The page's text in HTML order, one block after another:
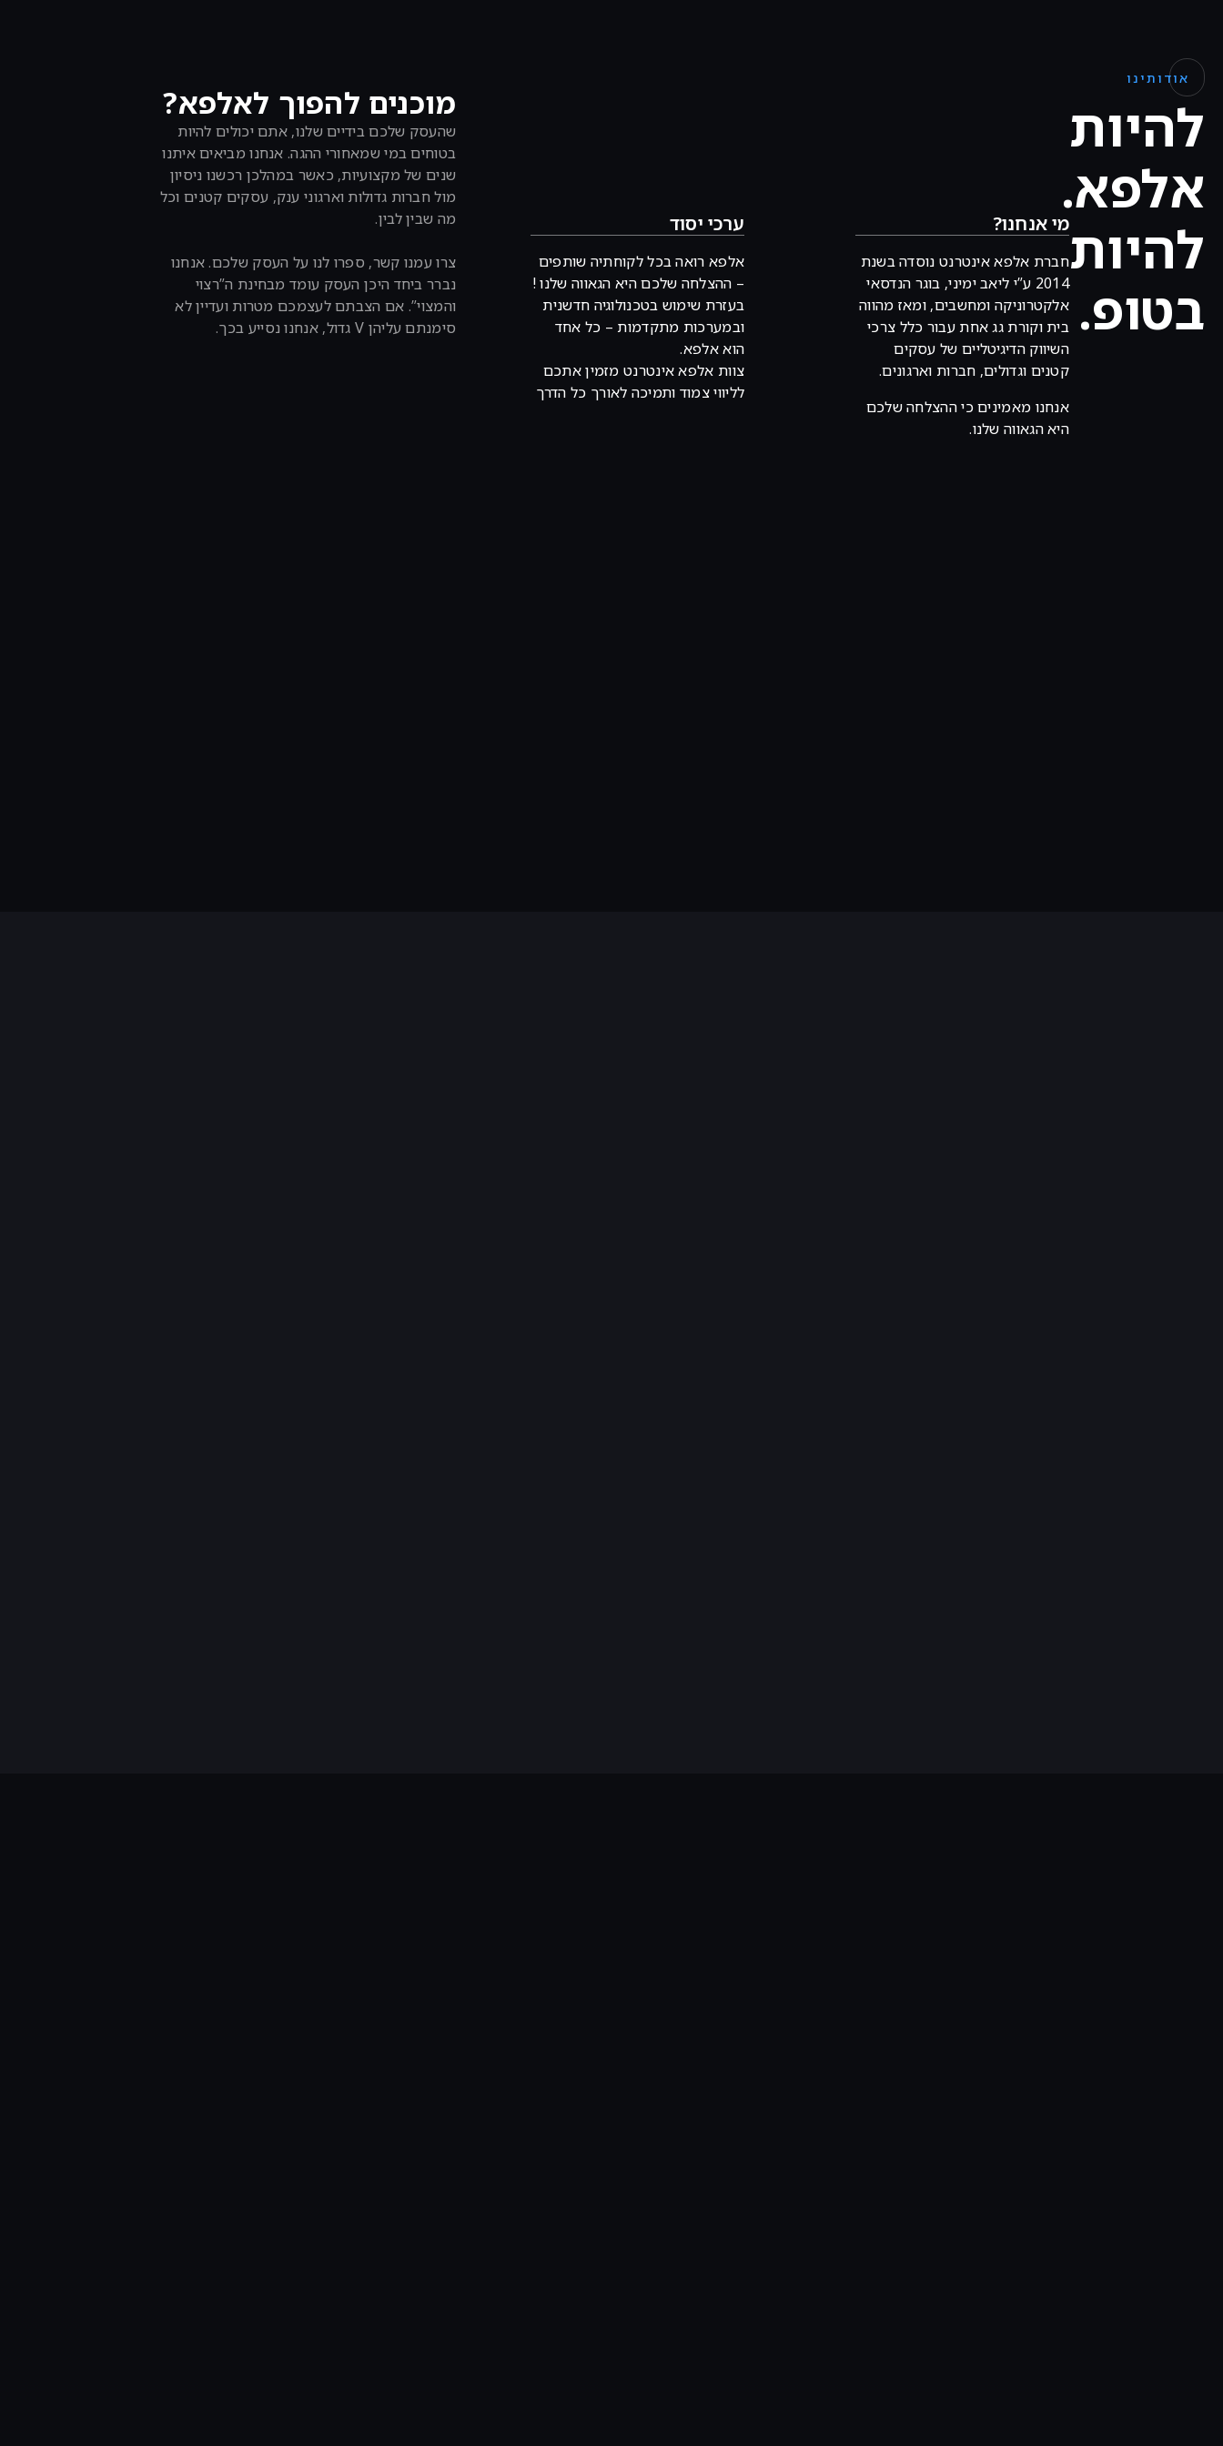
אודותינו
להיות
אלפא.
להיות
בטופ.
מי אנחנו?
חברת אלפא אינטרנט נוסדה בשנת
2014 ע”י ליאב ימיני, בוגר הנדסאי
אלקטרוניקה ומחשבים, ומאז מהווה
בית וקורת גג אחת עבור כלל צרכי
השיווק הדיגיטליים של עסקים
קטנים וגדולים, חברות וארגונים.
אנחנו מאמינים כי ההצלחה שלכם
היא הגאווה שלנו.
ערכי יסוד
אלפא רואה בכל לקוחתיה שותפים
– ההצלחה שלכם היא הגאווה שלנו !
בעזרת שימוש בטכנולוגיה חדשנית
ובמערכות מתקדמות – כל אחד
הוא אלפא.
צוות אלפא אינטרנט מזמין אתכם
לליווי צמוד ותמיכה לאורך כל הדרך
מוכנים להפוך לאלפא?
שהעסק שלכם בידיים שלנו, אתם יכולים להיות
בטוחים במי שמאחורי ההגה. אנחנו מביאים איתנו
שנים של מקצועיות, כאשר במהלכן רכשנו ניסיון
מול חברות גדולות וארגוני ענק, עסקים קטנים וכל
מה שבין לבין.
צרו עמנו קשר, ספרו לנו על העסק שלכם. אנחנו
נברר ביחד היכן העסק עומד מבחינת ה”רצוי
והמצוי”. אם הצבתם לעצמכם מטרות ועדיין לא
סימנתם עליהן V גדול, אנחנו נסייע בכך.